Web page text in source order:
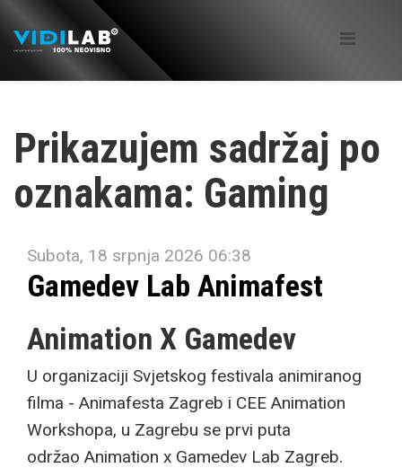
Prikazujem sadržaj po
oznakama: Gaming
Subota, 18 srpnja 2026 06:38
Gamedev Lab Animafest
Animation X Gamedev
U organizaciji Svjetskog festivala animiranog
filma - Animafesta Zagreb i CEE Animation
Workshopa, u Zagrebu se prvi puta
održao Animation x Gamedev Lab Zagreb.